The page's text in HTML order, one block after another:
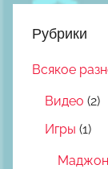
Рубрики
Всякое
Видео (2)
Игры (1)